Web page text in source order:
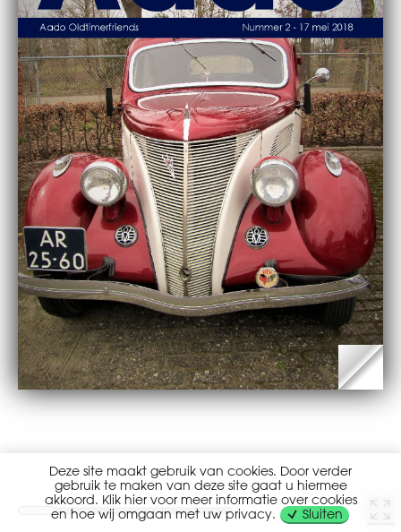
Deze site maakt gebruik van cookies. Door verder
gebruik te maken van deze site gaat u hiermee
akkoord. Klik hier voor meer informatie over cookies
en hoe wij omgaan met uw privacy.
Sluiten